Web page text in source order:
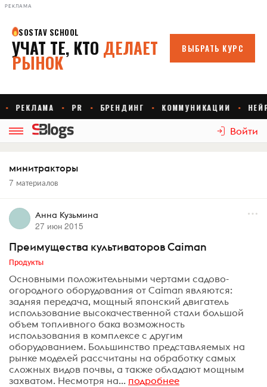
РЕКЛАМА
Войти
минитракторы
7 материалов
Анна Кузьмина
27 июн 2015
Преимущества культиваторов Caiman
Продукты
Основными положительными чертами садово-
огородного оборудования от Caiman являются:
задняя передача, мощный японский двигатель
использование высокачественной стали большой
объем топливного бака возможность
использования в комплексе с другим
оборудованием. Большинство представляемых на
рынке моделей рассчитаны на обработку самых
сложных видов почвы, а также обладают мощным
захватом. Несмотря на... подробнее